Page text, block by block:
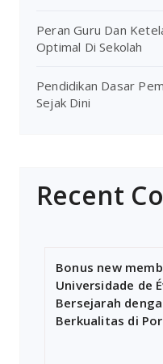
Peran Guru Dan
Optimal Di Sekolah
Pendidikan Dasar
Sejak Dini
Recent
Bonus new
Universidade de
Bersejarah
Berkualitas di